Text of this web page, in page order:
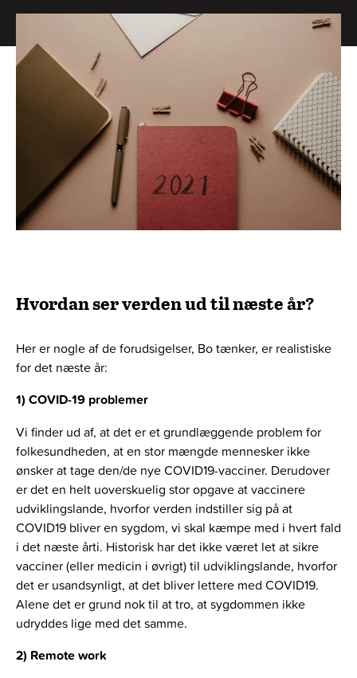
Hvordan ser verden ud til næste år?
Her er nogle af de forudsigelser, Bo tænker, er realistiske
for det næste år:
1) COVID-19 problemer
Vi finder ud af, at det er et grundlæggende problem for
folkesundheden, at en stor mængde mennesker ikke
ønsker at tage den/de nye COVID19-vacciner. Derudover
er det en helt uoverskuelig stor opgave at vaccinere
udviklingslande, hvorfor verden indstiller sig på at
COVID19 bliver en sygdom, vi skal kæmpe med i hvert fald
i det næste årti. Historisk har det ikke været let at sikre
vacciner (eller medicin i øvrigt) til udviklingslande, hvorfor
det er usandsynligt, at det bliver lettere med COVID19.
Alene det er grund nok til at tro, at sygdommen ikke
udryddes lige med det samme.
2) Remote work